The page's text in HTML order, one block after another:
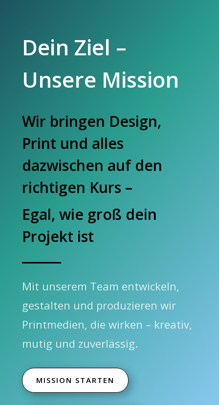
Dein Ziel –
Unsere Mission
Wir bringen Design,
Print und alles
dazwischen auf den
richtigen Kurs –
Egal, wie groß dein
Projekt ist
Mit unserem Team entwickeln,
gestalten und produzieren wir
Printmedien, die wirken – kreativ,
mutig und zuverlässig.
MISSION STARTEN